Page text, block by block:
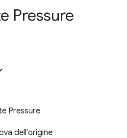
Pressure
Pressure
dell'origine